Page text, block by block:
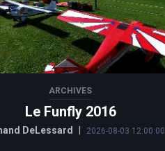
ARCHIVES
Le Funfly 2016
DeLessard 2026-08-03 12:00:00